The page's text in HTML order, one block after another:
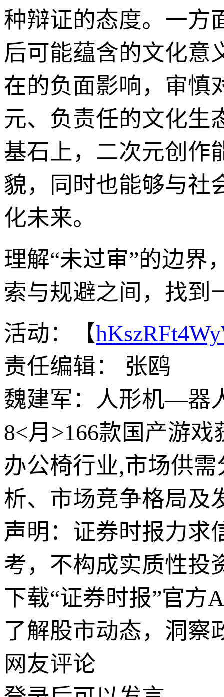
种辩证的态度。一方
后可能蕴含的文化意
在的负面影响，审慎
元、负责任的文化生
基石上，二次元创作
貌，同时也能够与社
化未来。
理解“未过审”的边界
索与规避之间，找到
活动：【
责任编辑： 张鸥
魏建军：人形机—器
8<月>166款国产游
办公椅行业,市场供
析、市场竞争格局及
声明：证券时报力求
考，不构成实质性投
下载“证券时报”官方
了解股市动态，洞察
网友评论